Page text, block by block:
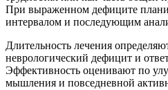
При выраженном дефиците
интервалом и последующим
Длительность лечения
неврологический дефицит и
Эффективность оценивают по
мышления и повседневной